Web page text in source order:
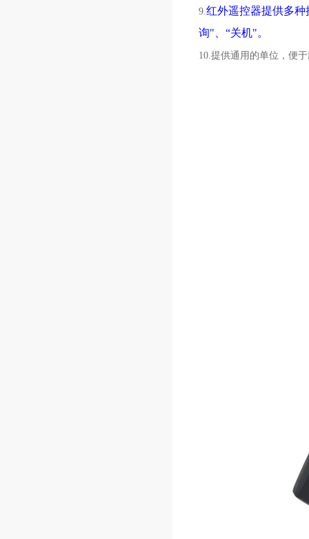
9.红外遥控器提供多种
询"、“关机"。
10.提供通用的单位，便